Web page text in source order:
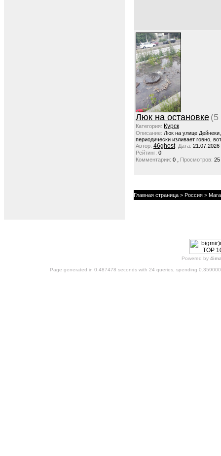
Люк на остановке (5
Категория: Курск
Описание: Люк на улице
периодически изливает говно,
Автор: 46ghost Дата: 21.07.2026
Рейтинг: 0
Комментарии: 0 , Просмотров: 25
Главная страница > Россия >
Powered by
Page generated in 0.487478 seconds with 24 queries, spending